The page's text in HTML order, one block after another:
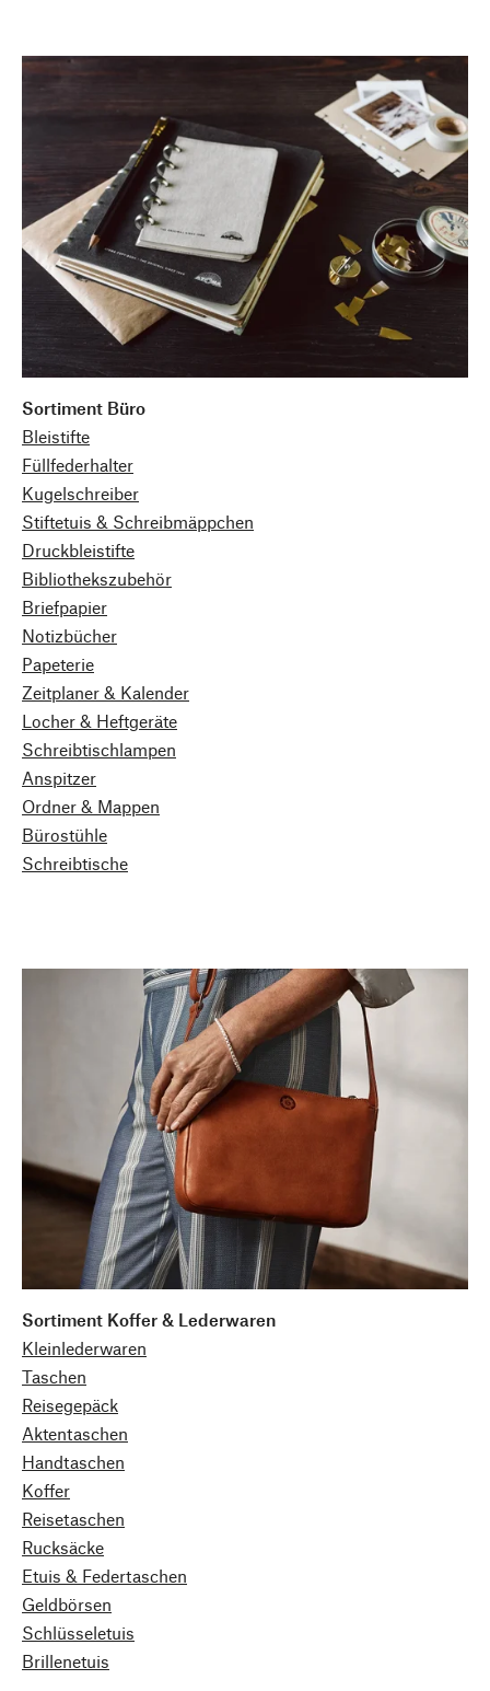
Sortiment Büro
Bleistifte
Füllfederhalter
Kugelschreiber
Stiftetuis & Schreibmäppchen
Druckbleistifte
Bibliothekszubehör
Briefpapier
Notizbücher
Papeterie
Zeitplaner & Kalender
Locher & Heftgeräte
Schreibtischlampen
Anspitzer
Ordner & Mappen
Bürostühle
Schreibtische
Sortiment Koffer & Lederwaren
Kleinlederwaren
Taschen
Reisegepäck
Aktentaschen
Handtaschen
Koffer
Reisetaschen
Rucksäcke
Etuis & Federtaschen
Geldbörsen
Schlüsseletuis
Brillenetuis